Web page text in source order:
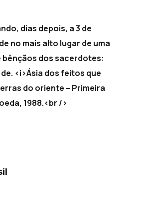
dias depois, a 3 de
no mais alto lugar de uma
bênçãos dos sacerdotes:
<i>Ásia dos feitos que
do oriente – Primeira
1988.<br />